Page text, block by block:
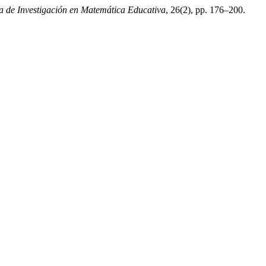
de Investigación en Matemática Educativa, 26(2), pp. 176–200.